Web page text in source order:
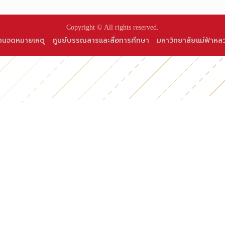
Copyright © All rights reserved.
นจดหมายเหตุ ศูนย์บรรณสารและสื่อการศึกษา มหาวิทยาลัยแม่ฟ้าหล